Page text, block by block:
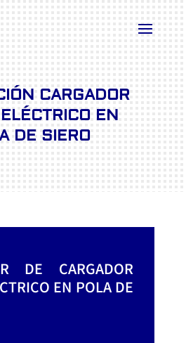
CARGADOR
EN
DE SIERO
DE CARGADOR
EN POLA DE